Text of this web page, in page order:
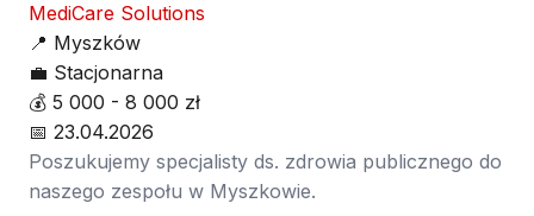
MediCare Solutions
📍 Myszków
💼 Stacjonarna
💰 5 000 - 8 000 zł
📅 23.04.2026
Poszukujemy specjalisty ds. zdrowia publicznego do
naszego zespołu w Myszkowie.